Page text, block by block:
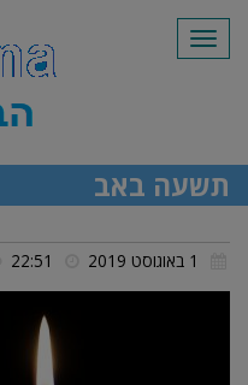
תפריט
תשעה באב